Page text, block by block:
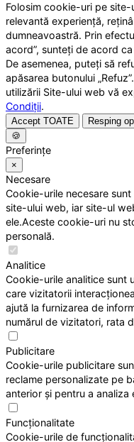
Folosim cookie-uri pe
relevantă experiență,
dumneavoastră. Prin
acord”, sunteți de acord
De asemenea, puteți să
apăsarea butonului
utilizării Site-ului web vă
Condiții.
Accept TOATE Resping
🍪
Preferințe
×
Necesare
Cookie-urile necesare
site-ului web, iar site-ul
ele.Aceste cookie-uri nu
personală.
Analitice
Cookie-urile analitice sunt
care vizitatorii
ajută la furnizarea de
numărul de vizitatori, rata
Publicitare
Cookie-urile publicitare
reclame personalizate pe
anterior și pentru a
Funcționalitate
Cookie-urile de